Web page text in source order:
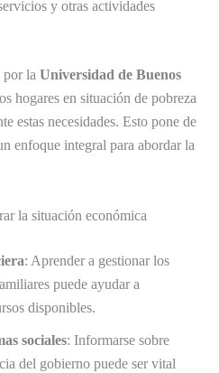
y otras actividades
por la Universidad de Buenos
hogares en situación de pobreza
estas necesidades. Esto pone de
enfoque integral para abordar la
la situación económica
: Aprender a gestionar los
puede ayudar a
disponibles.
sociales: Informarse sobre
del gobierno puede ser vital